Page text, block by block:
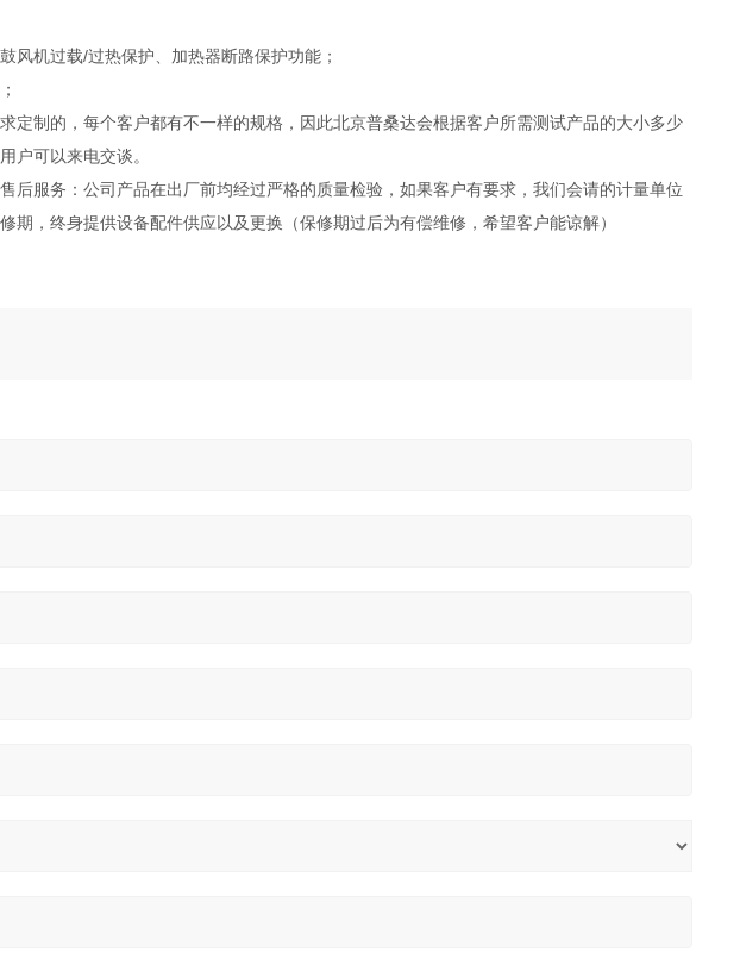
机过载/过热保护、加热器断路保护功能；
定制的，每个客户都有不一样的规格，因此北京普桑达会根据客户所需测试产品的大小多少
户可以来电交谈。
后服务：公司产品在出厂前均经过严格的质量检验，如果客户有要求，我们会请的计量单位
，终身提供设备配件供应以及更换（保修期过后为有偿维修，希望客户能谅解）